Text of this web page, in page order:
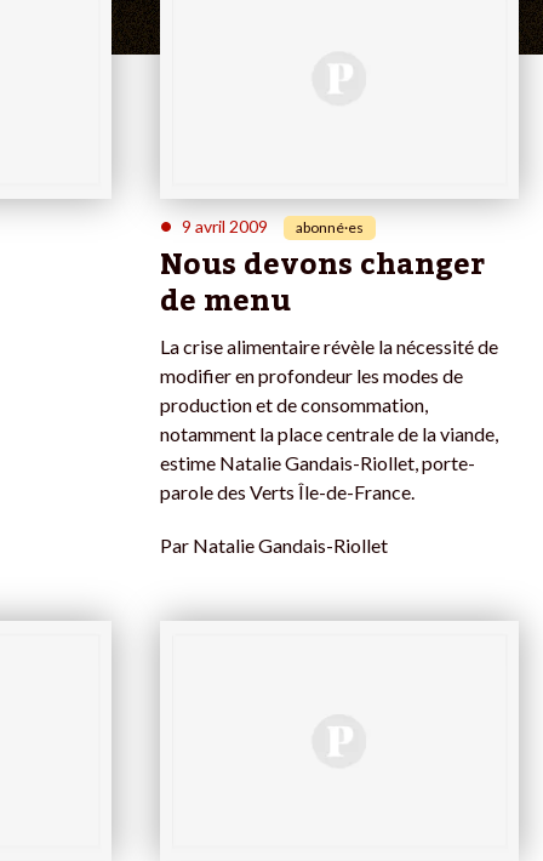
• 9 avril 2009 abonné·es
Nous devons changer
de menu
La crise alimentaire révèle la nécessité de
modifier en profondeur les modes de
production et de consommation,
notamment la place centrale de la viande,
estime Natalie Gandais-Riollet, porte-
parole des Verts Île-de-France.
Par Natalie Gandais-Riollet